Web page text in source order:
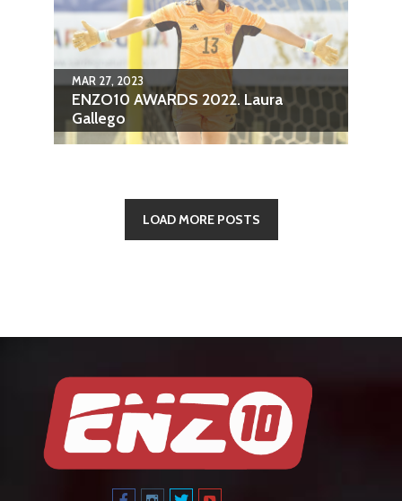
MAR 27, 2023
ENZO10 AWARDS 2022. Laura
Gallego
LOAD MORE POSTS